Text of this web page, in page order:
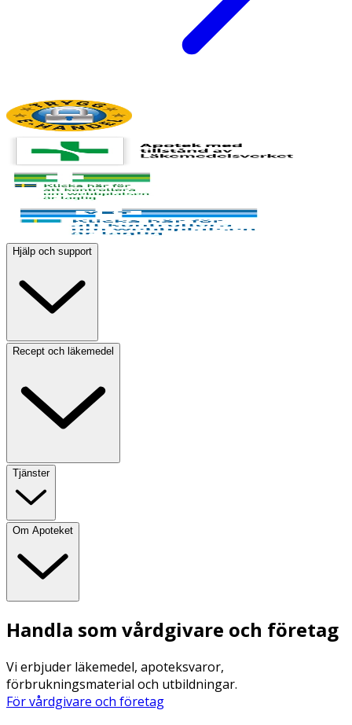
Hjälp och support
Recept och läkemedel
Tjänster
Om Apoteket
Handla som vårdgivare och företag
Vi erbjuder läkemedel, apoteksvaror,
förbrukningsmaterial och utbildningar.
För vårdgivare och företag